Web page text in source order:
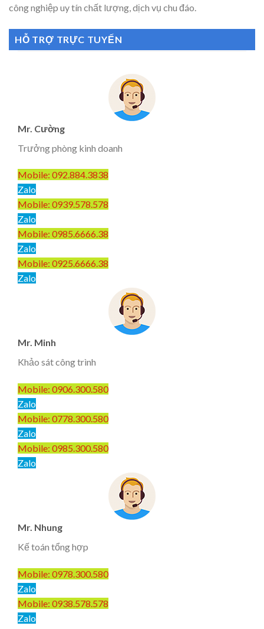
công nghiệp uy tín chất lượng, dịch vụ chu đáo.
HỖ TRỢ TRỰC TUYẾN
Mr. Cường
Trưởng phòng kinh doanh
Mobile: 092.884.3838
Zalo
Mobile: 0939.578.578
Zalo
Mobile: 0985.6666.38
Zalo
Mobile: 0925.6666.38
Zalo
Mr. Minh
Khảo sát công trình
Mobile: 0906.300.580
Zalo
Mobile: 0778.300.580
Zalo
Mobile: 0985.300.580
Zalo
Mr. Nhung
Kế toán tổng hợp
Mobile: 0978.300.580
Zalo
Mobile: 0938.578.578
Zalo